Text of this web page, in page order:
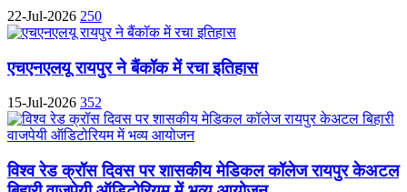
22-Jul-2026 250
एचएनएलयू रायपुर ने बैंकॉक में रचा इतिहास
15-Jul-2026 352
विश्व रेड क्रॉस दिवस पर शासकीय मेडिकल कॉलेज रायपुर केअटल